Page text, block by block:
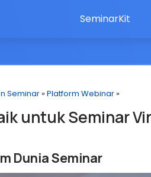
SeminarKit
Seminar »Platform Webinar »
untuk Seminar
Dunia Seminar